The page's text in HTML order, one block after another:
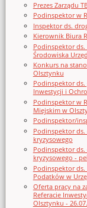
Prezes Zarządu
Podinspektor w
Inspektor ds.
Kierownik Biura
Podinspektor
Środowiska
Konkurs na
Olsztynku
Podinspektor
Inwestycji i
Podinspektor w
Miejskim w
Podinspektor/
Podinspektor
kryzysowego
Podinspektor
kryzysowego -
Podinspektor ds.
Podatków w
Oferta pracy na
Referacie
Olsztynku -